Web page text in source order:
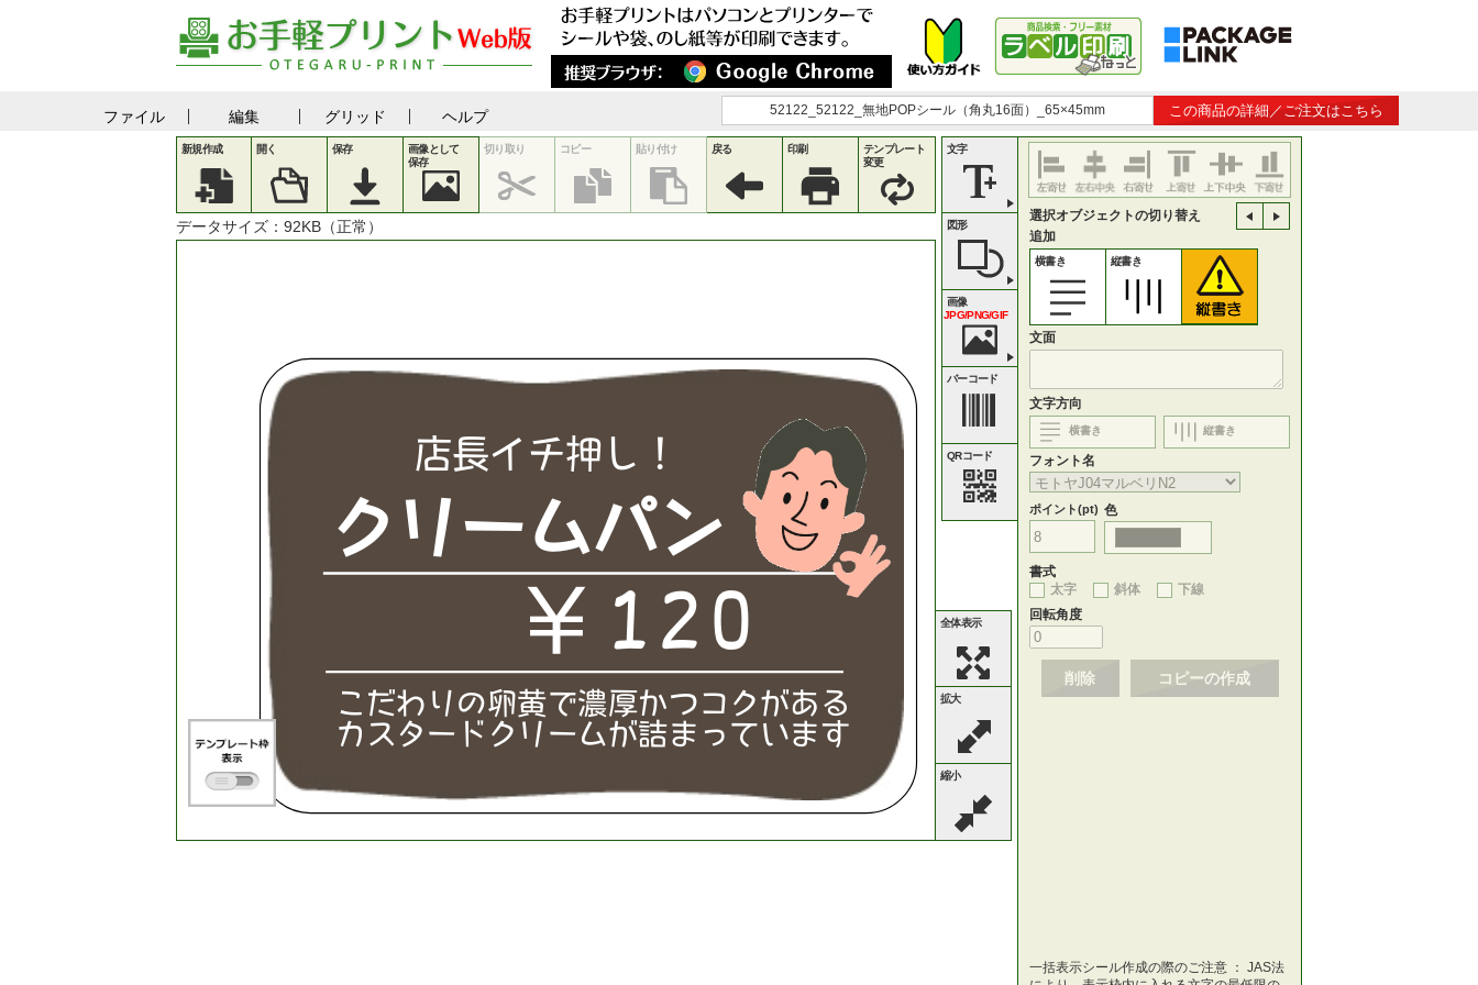
ファイル 編集 グリッド ヘルプ 52122_52122_無地POPシール（角丸16面）_65×45mm この商品の詳細／ご注文はこちら
新規作成 開く 保存
画像として
保存
切り取り コピー 貼り付け 戻る 印刷
テンプレート
変更
データサイズ： 92KB（正常）
店長イ チ押 し ！
ク リ ームパン
120
￥
こ だわ り の卵黄で濃厚かつコ クがあ る
カ ス タ ー ド ク リ ームが詰ま っ ています
全体表示
拡大
縮小
文字
図形
画像
JPG/PNG/GIF
バーコード
QRコード
選択オブジェクトの切り替え
追加
横書き 縦書き
文面
文字方向
横書き 縦書き
フォント名
ポイント(pt) 色
書式
太字
斜体
下線
回転角度
削除 コピーの作成
一括表示シール作成の際のご注意 ： JAS法